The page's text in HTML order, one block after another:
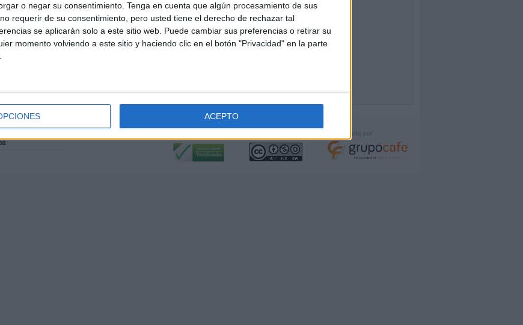
o negar su consentimiento. Tenga en cuenta que algún procesamiento de sus
requerir de su consentimiento, pero usted tiene el derecho de rechazar tal
se aplicarán solo a este sitio web. Puede cambiar sus preferencias o retirar su
momento volviendo a este sitio y haciendo clic en el botón "Privacidad" en la parte
ACEPTO